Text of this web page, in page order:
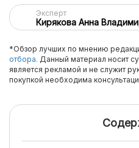
Эксперт
Кирякова Анна
*Обзор лучших по мнению
отбора. Данный материал носит
является рекламой и не служит
покупкой необходима